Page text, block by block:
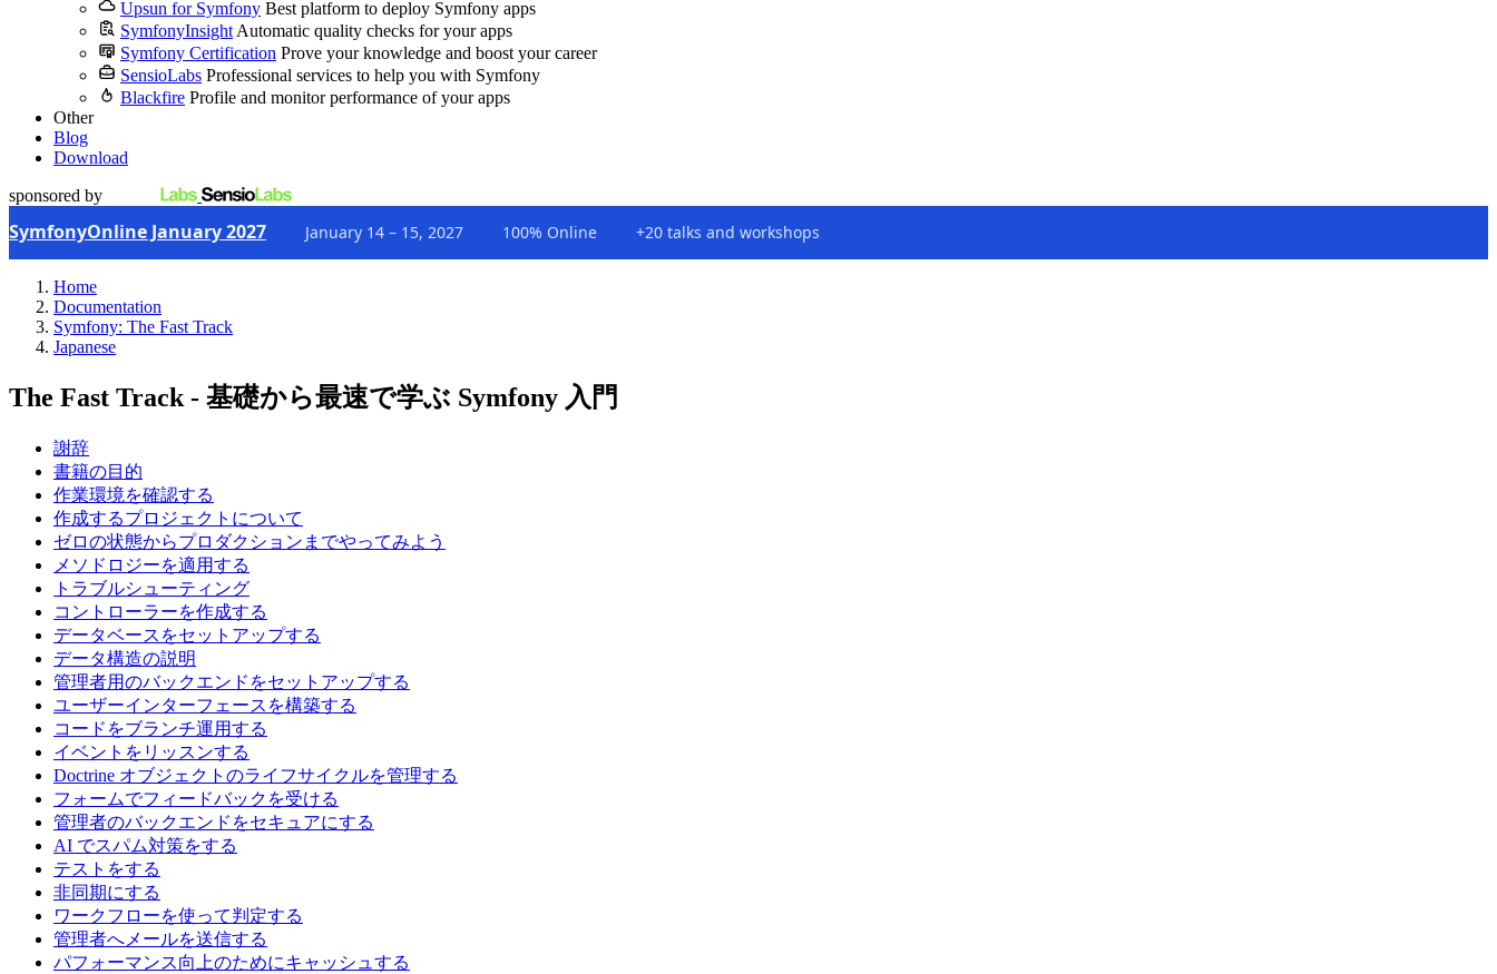
Upsun for Symfony Best platform to deploy Symfony apps
SymfonyInsight Automatic quality checks for your apps
Symfony Certification Prove your knowledge and boost your career
SensioLabs Professional services to help you with Symfony
Blackfire Profile and monitor performance of your apps
Other
Blog
Download
sponsored by
SymfonyOnline January 2027 January 14 – 15, 2027 100% Online +20 talks and workshops
Home
Documentation
Symfony: The Fast Track
Japanese
The Fast Track - 基礎から最速で学ぶ Symfony 入門
謝辞
書籍の目的
作業環境を確認する
作成するプロジェクトについて
ゼロの状態からプロダクションまでやってみよう
メソドロジーを適用する
トラブルシューティング
コントローラーを作成する
データベースをセットアップする
データ構造の説明
管理者用のバックエンドをセットアップする
ユーザーインターフェースを構築する
コードをブランチ運用する
イベントをリッスンする
Doctrine オブジェクトのライフサイクルを管理する
フォームでフィードバックを受ける
管理者のバックエンドをセキュアにする
AI でスパム対策をする
テストをする
非同期にする
ワークフローを使って判定する
管理者へメールを送信する
パフォーマンス向上のためにキャッシュする